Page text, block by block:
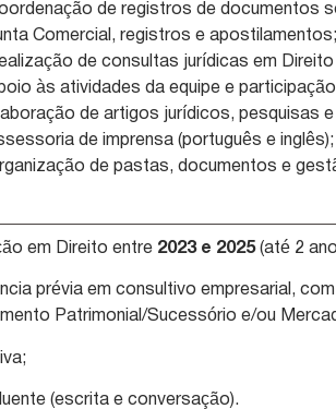
de registros de documentos
Comercial, registros e apostilamentos;
de consultas jurídicas em
às atividades da equipe e
de artigos jurídicos, pesquisas
de imprensa (português e inglês);
de pastas, documentos e
em Direito entre 2023 e 2025(até 2
prévia em consultivo empresarial,
Patrimonial/Sucessório e/ou
(escrita e conversação).